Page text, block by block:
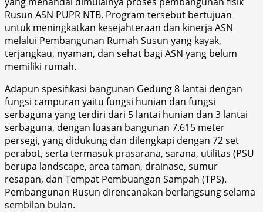
Rusun ASN PUPR NTB. Program tersebut bertujuan
untuk meningkatkan kesejahteraan dan kinerja ASN
melalui Pembangunan Rumah Susun yang kayak,
terjangkau, nyaman, dan sehat bagi ASN yang belum
memiliki rumah.
Adapun spesifikasi bangunan Gedung 8 lantai dengan
fungsi campuran yaitu fungsi hunian dan fungsi
serbaguna yang terdiri dari 5 lantai hunian dan 3 lantai
serbaguna, dengan luasan bangunan 7.615 meter
persegi, yang didukung dan dilengkapi dengan 72 set
perabot, serta termasuk prasarana, sarana, utilitas (PSU
berupa landscape, area taman, drainase, sumur
resapan, dan Tempat Pembuangan Sampah (TPS).
Pembangunan Rusun direncanakan berlangsung selama
sembilan bulan.